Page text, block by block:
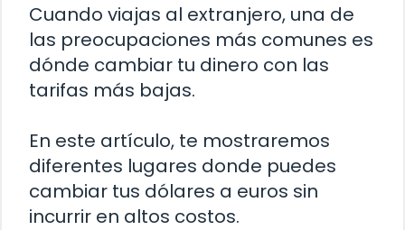
Cuando viajas al extranjero, una de
las preocupaciones más comunes es
dónde cambiar tu dinero con las
tarifas más bajas.
En este artículo, te mostraremos
diferentes lugares donde puedes
cambiar tus dólares a euros sin
incurrir en altos costos.